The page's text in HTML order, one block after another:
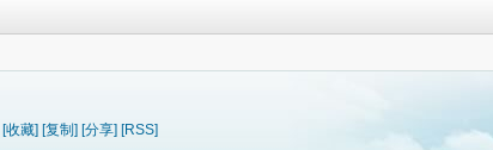
[收藏] [复制] [分享] [RSS]